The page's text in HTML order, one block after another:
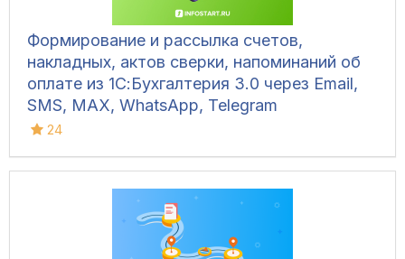
Формирование и рассылка счетов,
накладных, актов сверки, напоминаний об
оплате из 1С:Бухгалтерия 3.0 через Email,
SMS, MAX, WhatsApp, Telegram
24